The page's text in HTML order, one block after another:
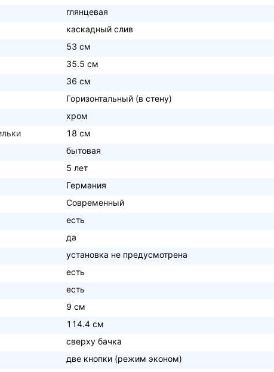
глянцевая
каскадный слив
53 см
35.5 см
36 см
Горизонтальный (в стену)
хром
18 см
бытовая
5 лет
Германия
Современный
есть
да
установка не предусмотрена
есть
есть
9 см
114.4 см
сверху бачка
две кнопки (режим эконом)